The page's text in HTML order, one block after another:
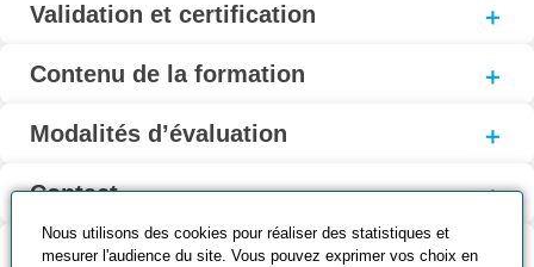
Validation et certification
Contenu de la formation
Modalités d’évaluation
Contact
Coût et financement
Nous utilisons des cookies pour réaliser des statistiques et
mesurer l'audience du site. Vous pouvez exprimer vos choix en